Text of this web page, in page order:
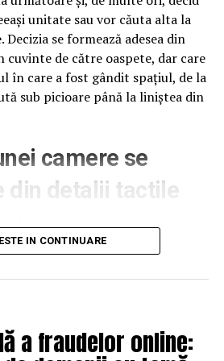
Deși nici măcar oamenii
că Iohannis chiar știe unde
serios și ne trimite omuleții
unitate sau vor căuta alta la
se formează adesea din
cuvinte de către oaspete, dar care
în care a fost gândit spațiul, de la
sub picioare până la liniștea din
camere se
din detalii tactile
este una dintre primele
le are un oaspete atunci când
Textura și moliciunea potrivite,
chiar dacă restul
de la o unitate la alta din
IN CONTINUARE
a fraudelor online: